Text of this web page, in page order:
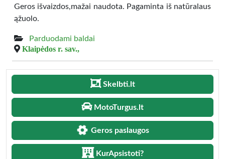
Geros išvaizdos,mažai naudota. Pagaminta iš natūralaus
ąžuolo.
Parduodami baldai
Klaipėdos r. sav.,
Skelbti.lt
MotoTurgus.lt
Geros paslaugos
KurApsistoti?